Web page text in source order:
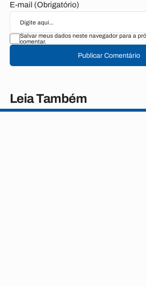
E-mail (Obrigatório)
Salvar meus dados neste navegador para a
comentar.
Publicar Comentário
Leia Também